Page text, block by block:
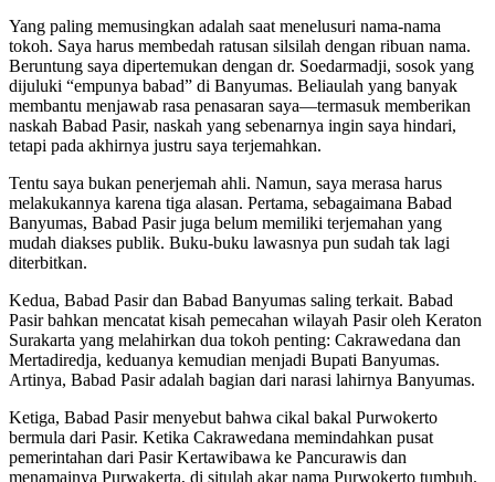
Yang paling memusingkan adalah saat menelusuri nama-nama
tokoh. Saya harus membedah ratusan silsilah dengan ribuan nama.
Beruntung saya dipertemukan dengan dr. Soedarmadji, sosok yang
dijuluki “empunya babad” di Banyumas. Beliaulah yang banyak
membantu menjawab rasa penasaran saya—termasuk memberikan
naskah Babad Pasir, naskah yang sebenarnya ingin saya hindari,
tetapi pada akhirnya justru saya terjemahkan.
Tentu saya bukan penerjemah ahli. Namun, saya merasa harus
melakukannya karena tiga alasan. Pertama, sebagaimana Babad
Banyumas, Babad Pasir juga belum memiliki terjemahan yang
mudah diakses publik. Buku-buku lawasnya pun sudah tak lagi
diterbitkan.
Kedua, Babad Pasir dan Babad Banyumas saling terkait. Babad
Pasir bahkan mencatat kisah pemecahan wilayah Pasir oleh Keraton
Surakarta yang melahirkan dua tokoh penting: Cakrawedana dan
Mertadiredja, keduanya kemudian menjadi Bupati Banyumas.
Artinya, Babad Pasir adalah bagian dari narasi lahirnya Banyumas.
Ketiga, Babad Pasir menyebut bahwa cikal bakal Purwokerto
bermula dari Pasir. Ketika Cakrawedana memindahkan pusat
pemerintahan dari Pasir Kertawibawa ke Pancurawis dan
menamainya Purwakerta, di situlah akar nama Purwokerto tumbuh.